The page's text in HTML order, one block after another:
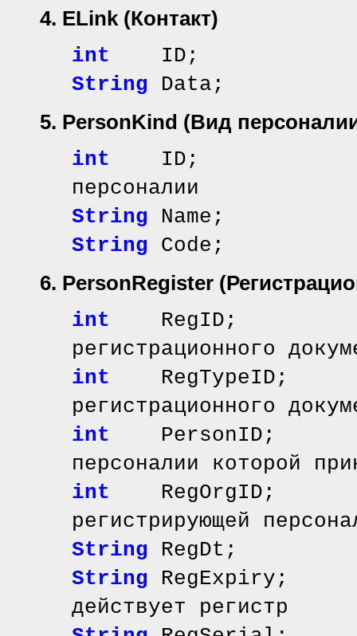
4. ELink (Контакт)
int ID;
String Data;
5. PersonKind (Вид
int ID; //
персоналии
String Name; //
String Code;
6. PersonRegister
int RegID; //
регистрационного
int RegTypeID;
регистрационного
int PersonID; //
персоналии которой
int RegOrgID;
регистрирующей
String RegDt; //
String RegExpiry;
действует регистр